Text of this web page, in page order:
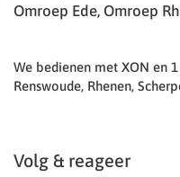
Omroep Ede, Omroep
We bedienen met XON en 1
Renswoude, Rhenen,
Volg & reageer